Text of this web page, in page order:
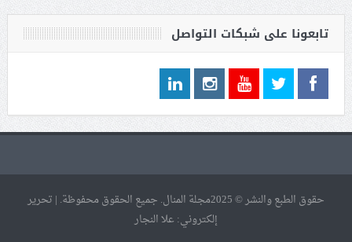
تابعونا على شبكات التواصل
حقوق الطبع والنشر © 2025مجلة المنال. جميع الحقوق محفوظة. | تحرير
إلكتروني: علا النجار